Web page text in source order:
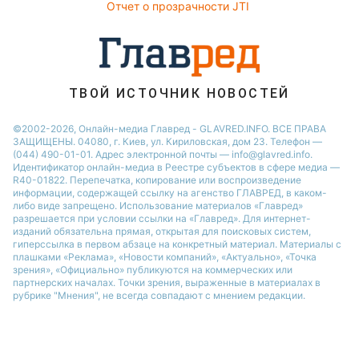
Отчет о прозрачности JTI
ТВОЙ ИСТОЧНИК НОВОСТЕЙ
©2002-2026, Онлайн-медиа Главред - GLAVRED.INFO. ВСЕ ПРАВА
ЗАЩИЩЕНЫ. 04080, г. Киев, ул. Кириловская, дом 23. Телефон —
(044) 490-01-01. Адрес электронной почты — info@glavred.info.
Идентификатор онлайн-медиа в Реестре cубъектов в сфере медиа —
R40-01822. Перепечатка, копирование или воспроизведение
информации, содержащей ссылку на агенство ГЛАВРЕД, в каком-
либо виде запрещено. Использование материалов «Главред»
разрешается при условии ссылки на «Главред». Для интернет-
изданий обязательна прямая, открытая для поисковых систем,
гиперссылка в первом абзаце на конкретный материал. Материалы с
плашками «Реклама», «Новости компаний», «Актуально», «Точка
зрения», «Официально» публикуются на коммерческих или
партнерских началах. Точки зрения, выраженные в материалах в
рубрике "Мнения", не всегда совпадают с мнением редакции.